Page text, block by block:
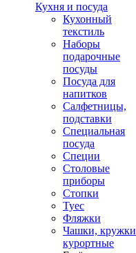
Кухня и посуда
Кухонный
текстиль
Наборы
подарочные
посуды
Посуда для
напитков
Салфетницы,
подставки
Специальная
посуда
Специи
Столовые
приборы
Стопки
Туес
Фляжки
Чашки, кружки
курортные